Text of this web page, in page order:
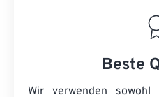
Beste
Wir verwenden